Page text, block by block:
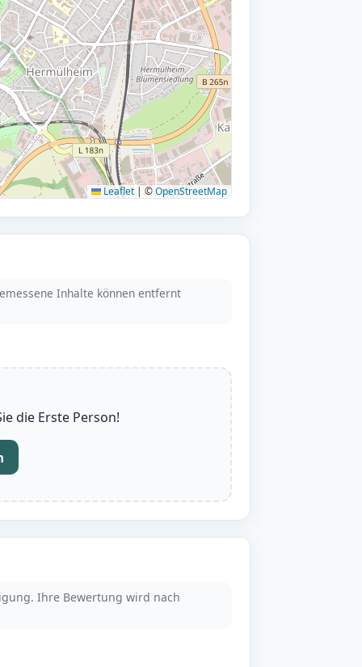
Leaflet | ©OpenStreetMap
Inhalte können entfernt
die Erste Person!
Ihre Bewertung wird nach